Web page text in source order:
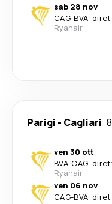
sab 28 nov
CAG-BVA·
Ryanair
Parigi - Cagliari
ven 30 ott
BVA-CAG·
Ryanair
ven 06 nov
CAG-BVA·